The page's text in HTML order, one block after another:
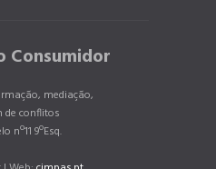
Consumidor
mediação,
de conflitos
nº11 9ºEsq.